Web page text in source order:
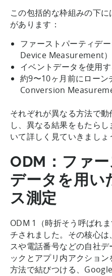
この包括的な枠組みの下
があります：
ファーストパーティデ
Device Measurement）
イベントデータを使用
約9〜10ヶ月前にロー
Conversion
それぞれが異なる方法で
し、異なる結果をもたら
いて詳しく見ていきましょ
ODM：ファ
データを用い
ス測定
ODM 1（時折そう呼ばれ
チされました。その核心
スや電話番号などの自社
ックとアプリ内アクショ
方法で結びつける、Google